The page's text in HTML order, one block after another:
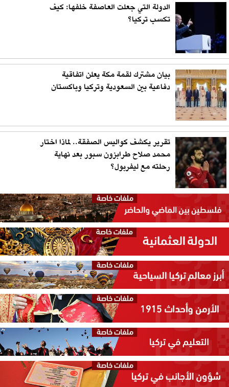
الدولة التي جعلت العاصفة خلفها: كيف
تكسب تركيا؟
بيان مشترك لقمة مكة يعلن اتفاقية
دفاعية بين السعودية وتركيا وباكستان
تقرير يكشف كواليس الصفقة.. لماذا اختار
محمد صلاح طرابزون سبور بعد نهاية
رحلته مع ليفربول؟